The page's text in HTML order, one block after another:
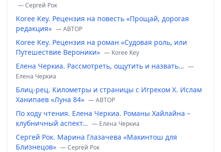
— Сергей Рок
Koree Key. Рецензия на повесть «Прощай, дорогая
редакция» — ABTOP
Koree Key. Рецензия на роман «Судовая роль, или
Путешествие Вероники» — Koree Key
Елена Черкиа. Рассмотреть, ощутить и назвать… —
Елена Черкиа
Блиц-рец. Километры и страницы с Игреком Х. Ислам
Ханипаев «Луна 84» — ABTOP
По ходу чтения. Елена Черкиа. Романы Хайлайна –
клубничный аспект… — Елена Черкиа
Сергей Рок. Марина Глазачева «Макинтош для
Близнецов» — Сергей Рок